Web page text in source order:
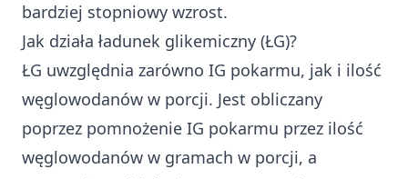
bardziej stopniowy wzrost.
Jak działa ładunek glikemiczny (ŁG)?
ŁG uwzględnia zarówno IG pokarmu, jak i ilość
węglowodanów w porcji. Jest obliczany
poprzez pomnożenie IG pokarmu przez ilość
węglowodanów w gramach w porcji, a